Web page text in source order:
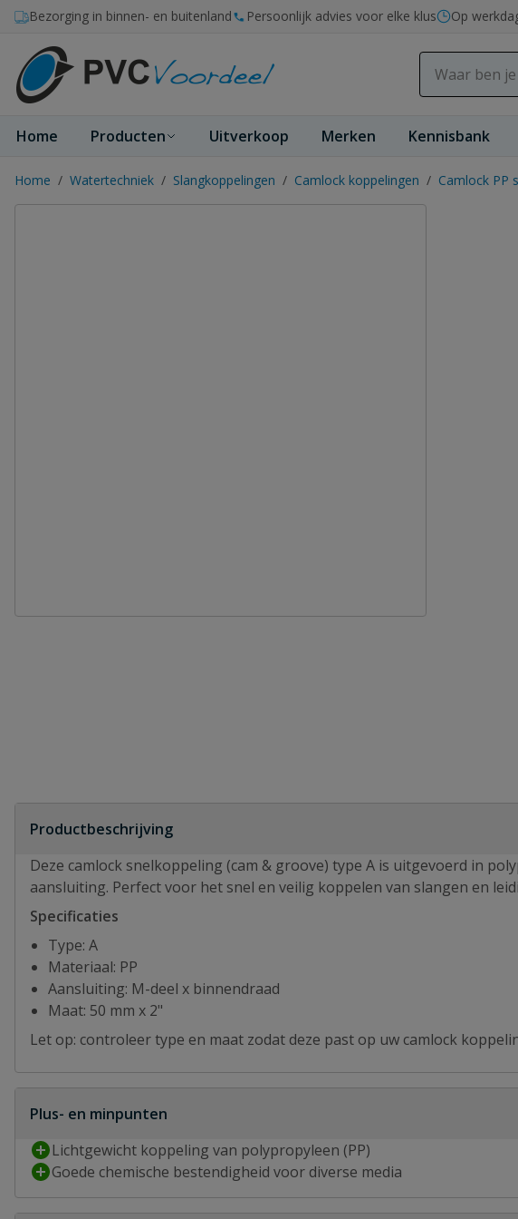
Ga naar de inhoud
Bezorging in binnen- en buitenland Persoonlijk advies voor elke klus Op
Home Producten Uitverkoop Merken Kennisbank
Home / Watertechniek / Slangkoppelingen / Camlock koppelingen / Camlock PP
Productbeschrijving
Deze camlock snelkoppeling (cam & groove) type A is uitgevoerd in
aansluiting. Perfect voor het snel en veilig koppelen van slangen en
Specificaties
Type: A
Materiaal: PP
Aansluiting: M-deel x binnendraad
Maat: 50 mm x 2"
Let op: controleer type en maat zodat deze past op uw camlock
Plus- en minpunten
Lichtgewicht koppeling van polypropyleen (PP)
Goede chemische bestendigheid voor diverse media